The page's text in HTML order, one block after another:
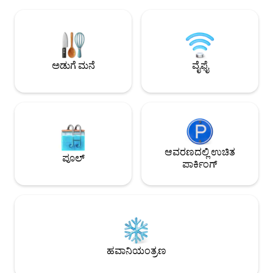
ನಿಮಿಷಗಳಲ್ಲಿ ಅರ್ಗೆಲ್ಸ್-ಗಜೋಸ್ಟ್‌ಗೆ ತರುತ್ತದೆ. ಪ್ರತ್ಯೇಕತೆ
ಇಲ್ಲದೆ ಪ್ರಶಾಂತತೆ.
ಡಿ ಆರ್ಟೌಸ್ಟೆ,ಗವರ್ನಿ
ಅಡುಗೆ ಮನೆ ವೈಫೈ
ಪೂಲ್
ಆವರಣದಲ್ಲಿ ಉಚಿತ
ಪಾರ್ಕಿಂಗ್
ಹವಾನಿಯಂತ್ರಣ